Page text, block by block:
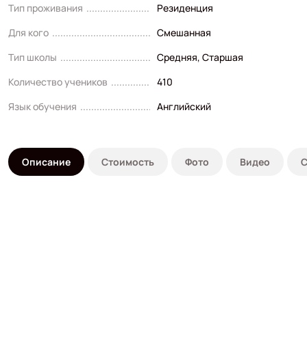
Тип проживания
Резиденция
Для кого
Смешанная
Тип школы
Средняя, Старшая
Количество учеников
410
Язык обучения
Английский
Описание Стоимость Фото Видео